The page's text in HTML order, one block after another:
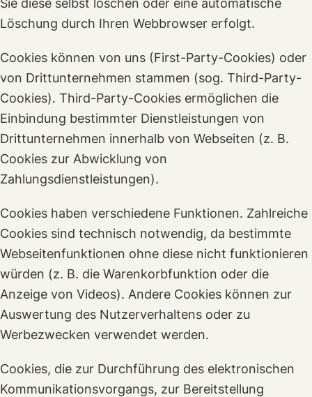
Sie diese selbst löschen oder eine automatische
Löschung durch Ihren Webbrowser erfolgt.
Cookies können von uns (First-Party-Cookies) oder
von Drittunternehmen stammen (sog. Third-Party-
Cookies). Third-Party-Cookies ermöglichen die
Einbindung bestimmter Dienstleistungen von
Drittunternehmen innerhalb von Webseiten (z. B.
Cookies zur Abwicklung von
Zahlungsdienstleistungen).
Cookies haben verschiedene Funktionen. Zahlreiche
Cookies sind technisch notwendig, da bestimmte
Webseitenfunktionen ohne diese nicht funktionieren
würden (z. B. die Warenkorbfunktion oder die
Anzeige von Videos). Andere Cookies können zur
Auswertung des Nutzerverhaltens oder zu
Werbezwecken verwendet werden.
Cookies, die zur Durchführung des elektronischen
Kommunikationsvorgangs, zur Bereitstellung